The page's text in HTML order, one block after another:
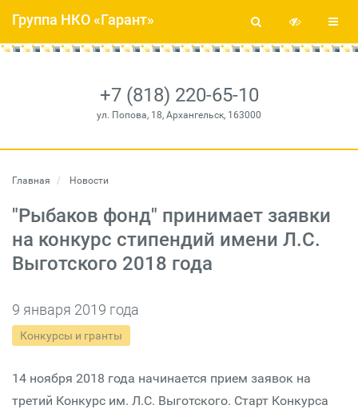
+7 (818) 220-65-10
ул. Попова, 18, Архангельск, 163000
Группа НКО «Гарант»
Главная Новости
"Рыбаков фонд" принимает заявки
на конкурс стипендий имени Л.С.
Выготского 2018 года
9 января 2019 года
Конкурсы и гранты
14 ноября 2018 года начинается прием заявок на
третий Конкурс им. Л.С. Выготского. Старт Конкурса